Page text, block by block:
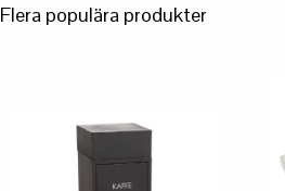
Flera populära produkter